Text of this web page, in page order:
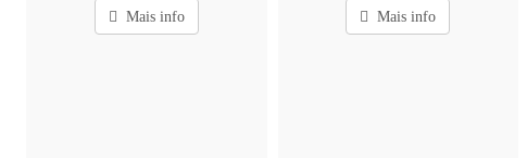
Mais info Mais info